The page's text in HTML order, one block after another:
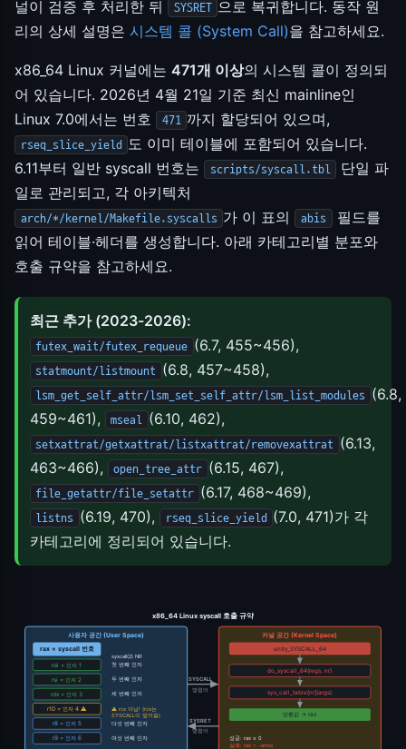
널이 검증 후 처리한 뒤 SYSRET 으로 복귀합니다. 동작 원
리의 상세 설명은 시스템 콜 (System Call)을 참고하세요.
x86_64 Linux 커널에는 471개 이상의 시스템 콜이 정의되
어 있습니다. 2026년 4월 21일 기준 최신 mainline인
Linux 7.0에서는 번호
471 까지 할당되어 있으며,
rseq_slice_yield
도 이미 테이블에 포함되어 있습니다.
6.11부터 일반 syscall 번호는
scripts/syscall.tbl
단일 파
일로 관리되고, 각 아키텍처
arch/*/kernel/Makefile.syscalls 가 이 표의 abis 필드를
읽어 테이블·헤더를 생성합니다. 아래 카테고리별 분포와
호출 규약을 참고하세요.
최근 추가 (2023-2026):
futex_wait/futex_requeue (6.7, 455~456),
statmount/listmount (6.8, 457~458),
lsm_get_self_attr/lsm_set_self_attr/lsm_list_modules (6.8,
459~461),
mseal (6.10, 462),
setxattrat/getxattrat/listxattrat/removexattrat (6.13,
463~466),
open_tree_attr (6.15, 467),
file_getattr/file_setattr (6.17, 468~469),
listns (6.19, 470), rseq_slice_yield (7.0, 471)가 각
카테고리에 정리되어 있습니다.
x86_64 Linux syscall 호출 규약
사용자 공간 (User Space)
rax = syscall 번호
rdi = 인자 1
rsi = 인자 2
rdx = 인자 3
r10 = 인자 4 ⚠
r8 = 인자 5
r9 = 인자 6
syscall(2) NR
첫 번째 인자
두 번째 인자
세 번째 인자
⚠ rcx 아님! (rcx는
SYSCALL이 덮어씀)
다섯 번째 인자
여섯 번째 인자
SYSCALL
명령어
커널 공간 (Kernel Space)
entry_SYSCALL_64
do_syscall_64(regs, nr)
sys_call_table[nr](args)
반환값 → rax
SYSRET
명령어
성공: rax ≥ 0
실패: rax = -errno